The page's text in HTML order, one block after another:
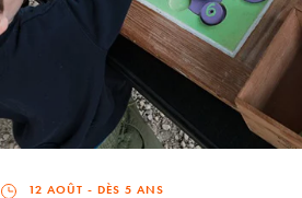
12 AOÛT - DÈS 5 ANS